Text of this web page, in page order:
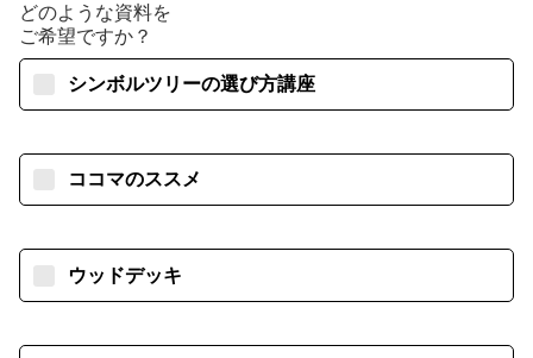
どのような資料を
ご希望ですか？
シンボルツリーの選び方講座
ココマのススメ
ウッドデッキ